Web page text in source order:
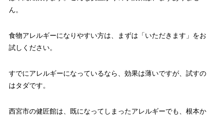
ん。
食物アレルギーになりやすい方は、まずは「いただきます」をお
試しください。
すでにアレルギーになっているなら、効果は薄いですが、試すの
はタダです。
西宮市の健匠館は、既になってしまったアレルギーでも、根本か